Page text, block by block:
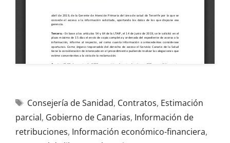
Consejería de Sanidad, Contratos, Estimación
parcial, Gobierno de Canarias, Información de
retribuciones, Información económico-financiera,